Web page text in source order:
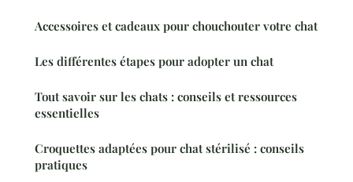
Accessoires et cadeaux pour chouchouter votre chat
Les différentes étapes pour adopter un chat
Tout savoir sur les chats : conseils et ressources
essentielles
Croquettes adaptées pour chat stérilisé : conseils
pratiques